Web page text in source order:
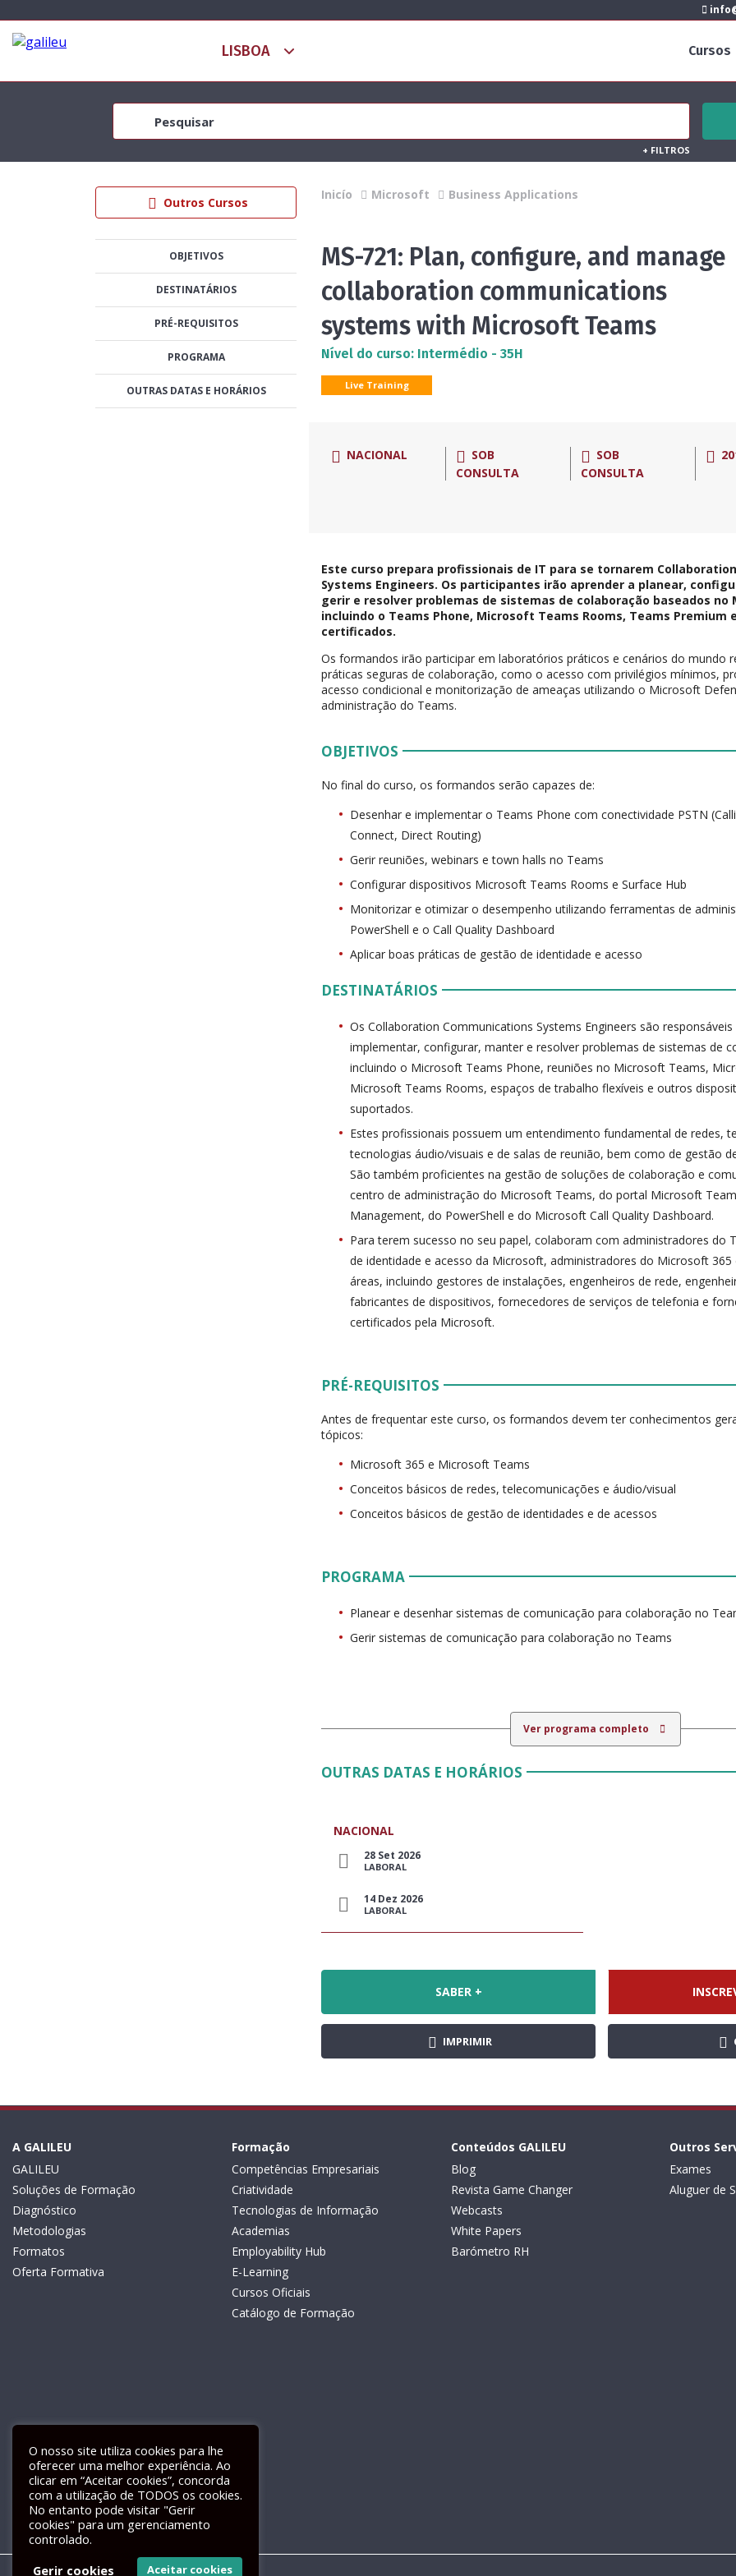
Cursos
+ FILTROS
Outros Cursos
OBJETIVOS
DESTINATÁRIOS
PRÉ-REQUISITOS
PROGRAMA
OUTRAS DATAS E HORÁRIOS
Inicío Microsoft Business Applications
MS-721: Plan, configure, and manage
collaboration communications
systems with Microsoft Teams
Nível do curso: Intermédio - 35H
Live Training
NACIONAL
SOB
CONSULTA
SOB
CONSULTA
Este curso prepara profissionais de IT para se tornarem
Systems Engineers. Os participantes irão aprender a planear,
gerir e resolver problemas de sistemas de colaboração baseados
incluindo o Teams Phone, Microsoft Teams Rooms, Teams Premium
certificados.
Os formandos irão participar em laboratórios práticos e cenários do mundo
práticas seguras de colaboração, como o acesso com privilégios mínimos,
acesso condicional e monitorização de ameaças utilizando o Microsoft
administração do Teams.
OBJETIVOS
No final do curso, os formandos serão capazes de:
Desenhar e implementar o Teams Phone com conectividade PSTN
Connect, Direct Routing)
Gerir reuniões, webinars e town halls no Teams
Configurar dispositivos Microsoft Teams Rooms e Surface Hub
Monitorizar e otimizar o desempenho utilizando ferramentas de
PowerShell e o Call Quality Dashboard
Aplicar boas práticas de gestão de identidade e acesso
DESTINATÁRIOS
Os Collaboration Communications Systems Engineers são
implementar, configurar, manter e resolver problemas de sistemas de
incluindo o Microsoft Teams Phone, reuniões no Microsoft Teams,
Microsoft Teams Rooms, espaços de trabalho flexíveis e outros
suportados.
Estes profissionais possuem um entendimento fundamental de redes,
tecnologias áudio/visuais e de salas de reunião, bem como de gestão
São também proficientes na gestão de soluções de colaboração e
centro de administração do Microsoft Teams, do portal Microsoft
Management, do PowerShell e do Microsoft Call Quality Dashboard.
Para terem sucesso no seu papel, colaboram com administradores do
de identidade e acesso da Microsoft, administradores do Microsoft
áreas, incluindo gestores de instalações, engenheiros de rede,
fabricantes de dispositivos, fornecedores de serviços de telefonia e
certificados pela Microsoft.
PRÉ-REQUISITOS
Antes de frequentar este curso, os formandos devem ter conhecimentos
tópicos:
Microsoft 365 e Microsoft Teams
Conceitos básicos de redes, telecomunicações e áudio/visual
Conceitos básicos de gestão de identidades e de acessos
PROGRAMA
Planear e desenhar sistemas de comunicação para colaboração no
Gerir sistemas de comunicação para colaboração no Teams
Ver programa completo
OUTRAS DATAS E HORÁRIOS
NACIONAL
28 Set 2026
LABORAL
14 Dez 2026
LABORAL
SABER +
IMPRIMIR
A GALILEU
GALILEU
Soluções de Formação
Diagnóstico
Metodologias
Formatos
Oferta Formativa
Formação
Competências Empresariais
Criatividade
Tecnologias de Informação
Academias
Employability Hub
E-Learning
Cursos Oficiais
Catálogo de Formação
Conteúdos GALILEU
Blog
Revista Game Changer
Webcasts
White Papers
Barómetro RH
Outros
Exames
Aluguer de
Livro de Reclamações Electrónico
O nosso site utiliza cookies para lhe
oferecer uma melhor experiência. Ao
clicar em “Aceitar cookies”, concorda
com a utilização de TODOS os cookies.
No entanto pode visitar "Gerir
cookies" para um gerenciamento
controlado.
Gerir cookies
Aceitar cookies